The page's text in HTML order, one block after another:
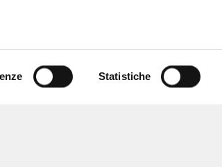
Statistiche